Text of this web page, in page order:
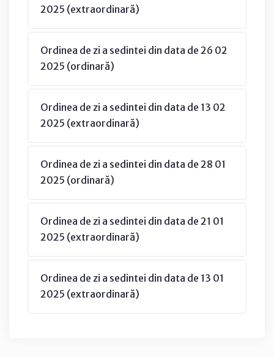
2025 (extraordinară)
Ordinea de zi a sedintei din data de 26 02
2025 (ordinară)
Ordinea de zi a sedintei din data de 13 02
2025 (extraordinară)
Ordinea de zi a sedintei din data de 28 01
2025 (ordinară)
Ordinea de zi a sedintei din data de 21 01
2025 (extraordinară)
Ordinea de zi a sedintei din data de 13 01
2025 (extraordinară)